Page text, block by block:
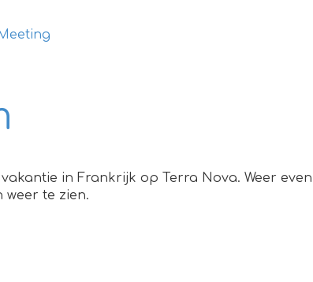
in Frankrijk op Terra Nova. Weer
weer te zien.